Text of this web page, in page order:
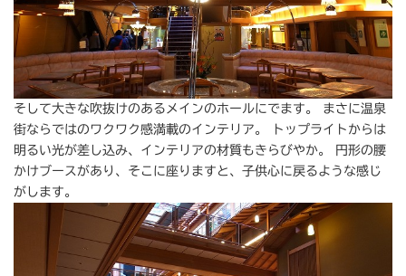
そして大きな吹抜けのあるメインのホールにでます。 まさに温泉
街ならではのワクワク感満載のインテリア。 トップライトからは
明るい光が差し込み、インテリアの材質もきらびやか。 円形の腰
かけブースがあり、そこに座りますと、子供心に戻るような感じ
がします。